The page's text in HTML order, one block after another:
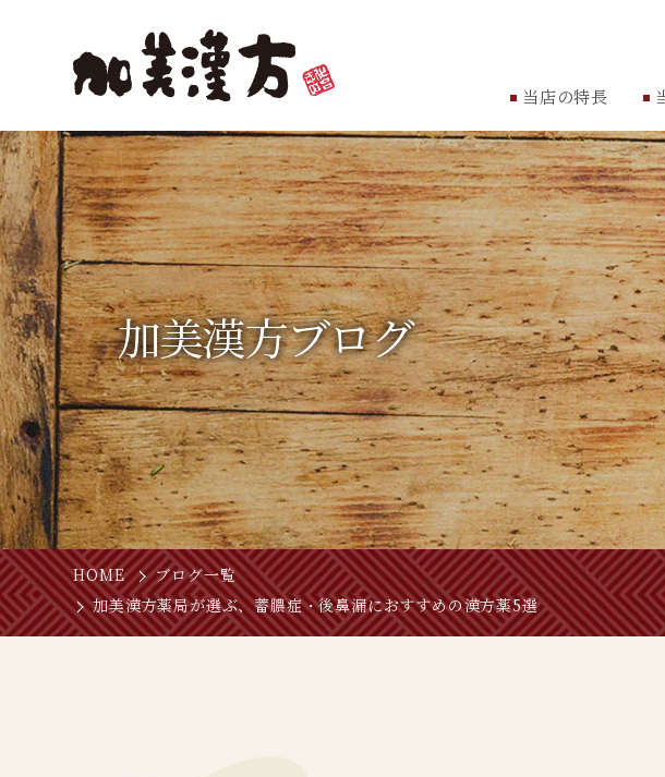
当店の特長
加美漢方ブログ
HOME
ブログ一覧
加美漢方薬局が選ぶ、蓄膿症・後鼻漏におすすめの漢方薬5選